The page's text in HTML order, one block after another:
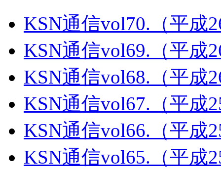
KSN通信vol70.（平成
KSN通信vol69.（平成
KSN通信vol68.（平成
KSN通信vol67.（平成
KSN通信vol66.（平成
KSN通信vol65.（平成